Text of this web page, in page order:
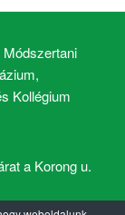
Kollégium
a Korong u.